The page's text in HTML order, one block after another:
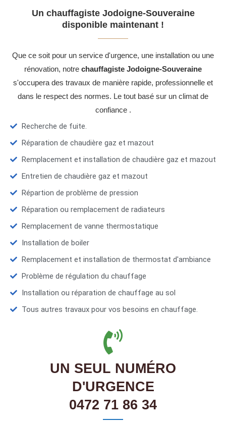
Un chauffagiste Jodoigne-Souveraine
disponible maintenant !
Que ce soit pour un service d'urgence, une installation ou une
rénovation, notre chauffagiste Jodoigne-Souveraine
s'occupera des travaux de manière rapide, professionnelle et
dans le respect des normes. Le tout basé sur un climat de
confiance .
Recherche de fuite.
Réparation de chaudière gaz et mazout
Remplacement et installation de chaudière gaz et mazout
Entretien de chaudière gaz et mazout
Répartion de problème de pression
Réparation ou remplacement de radiateurs
Remplacement de vanne thermostatique
Installation de boiler
Remplacement et installation de thermostat d'ambiance
Problème de régulation du chauffage
Installation ou réparation de chauffage au sol
Tous autres travaux pour vos besoins en chauffage.
UN SEUL NUMÉRO
D'URGENCE
0472 71 86 34